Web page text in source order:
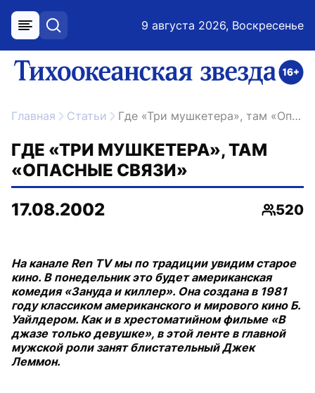
меню поиск 9 августа 2026, Воскресенье
ссылка на главную
Главная Статьи Где «Три мушкетера», там «Опасные связи»
ГДЕ «ТРИ МУШКЕТЕРА», ТАМ
«ОПАСНЫЕ СВЯЗИ»
17.08.2002
520
На канале Ren TV мы по традиции увидим старое
кино. В понедельник это будет американская
комедия «Зануда и киллер». Она создана в 1981
году классиком американского и мирового кино Б.
Уайлдером. Как и в хрестоматийном фильме «В
джазе только девушке», в этой ленте в главной
мужской роли занят блистательный Джек
Леммон.